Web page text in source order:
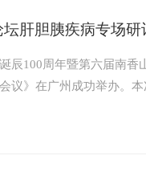
肝胆胰疾病专场
辰100周年暨第六届南
议》在广州成功举办。